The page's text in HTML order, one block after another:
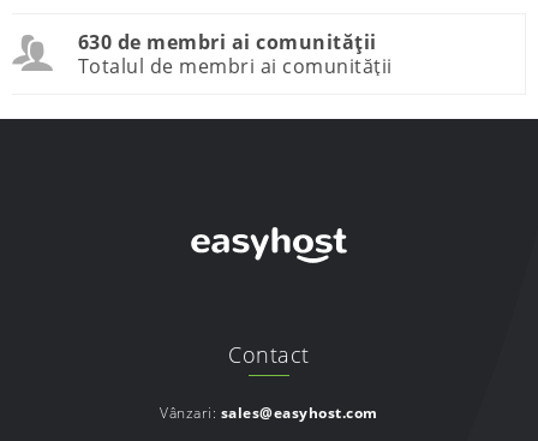
630 de membri ai comunității
Totalul de membri ai comunității
Contact
Vânzari: sales@easyhost.com